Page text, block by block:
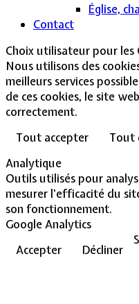
Église,
Contact
Choix utilisateur pour les
Nous utilisons des
meilleurs services
de ces cookies, le site
correctement.
Tout accepter
Tout
Analytique
Outils utilisés pour
mesurer l'efficacité du
son fonctionnement.
Google Analytics
Accepter
Décliner